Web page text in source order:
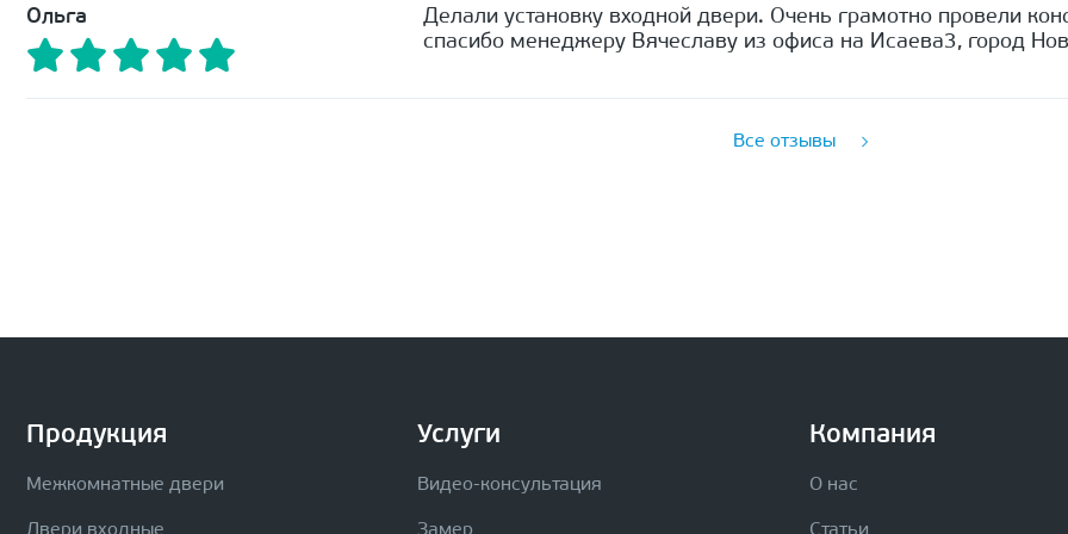
Ольга
Делали установку входной двери. Очень грамотно провели
спасибо менеджеру Вячеславу из офиса на Исаева3, город
Все отзывы
Продукция
Межкомнатные двери
Услуги
Видео-консультация
Компания
О нас